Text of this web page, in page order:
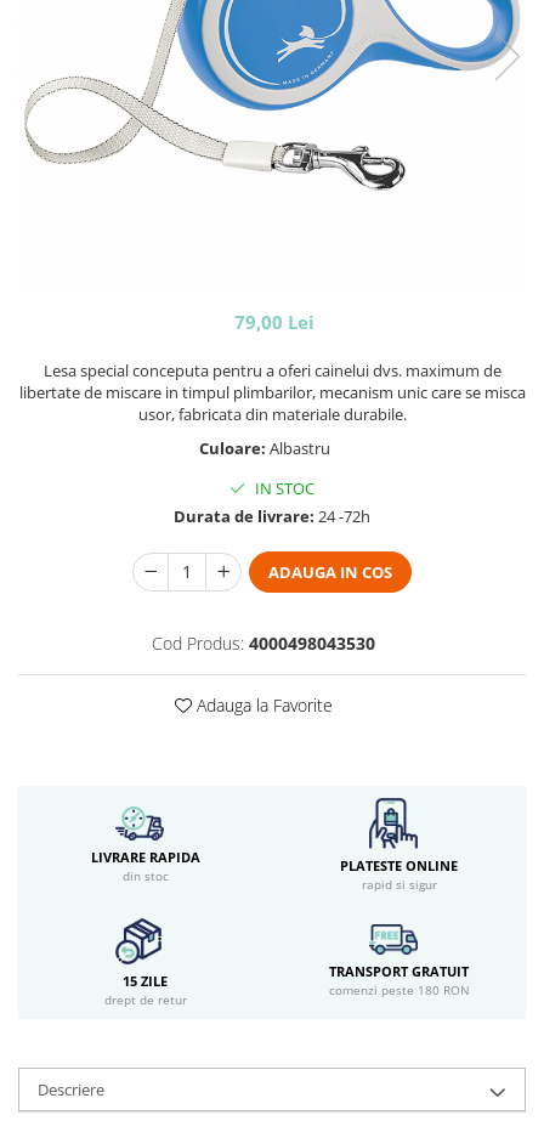
79,00 Lei
Lesa special conceputa pentru a oferi cainelui dvs. maximum de
libertate de miscare in timpul plimbarilor, mecanism unic care se misca
usor, fabricata din materiale durabile.
Culoare: Albastru
IN STOC
Durata de livrare: 24 -72h
ADAUGA IN COS
Cod Produs: 4000498043530
Adauga la Favorite
LIVRARE RAPIDA
din stoc
PLATESTE ONLINE
rapid si sigur
15 ZILE
drept de retur
TRANSPORT GRATUIT
comenzi peste 180 RON
Descriere